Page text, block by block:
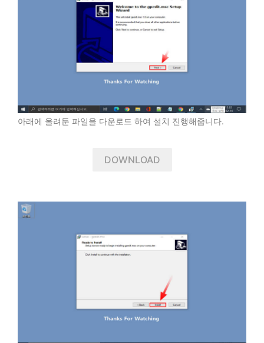
아래에 올려둔 파일을 다운로드 하여 설치 진행해줍니다.
DOWNLOAD